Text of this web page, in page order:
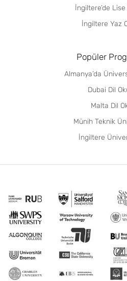
İngiltere’de
İngiltere Yaz
Popüler
Almanya’da
Dubai Dil
Malta Dil
Münih Teknik
İngiltere